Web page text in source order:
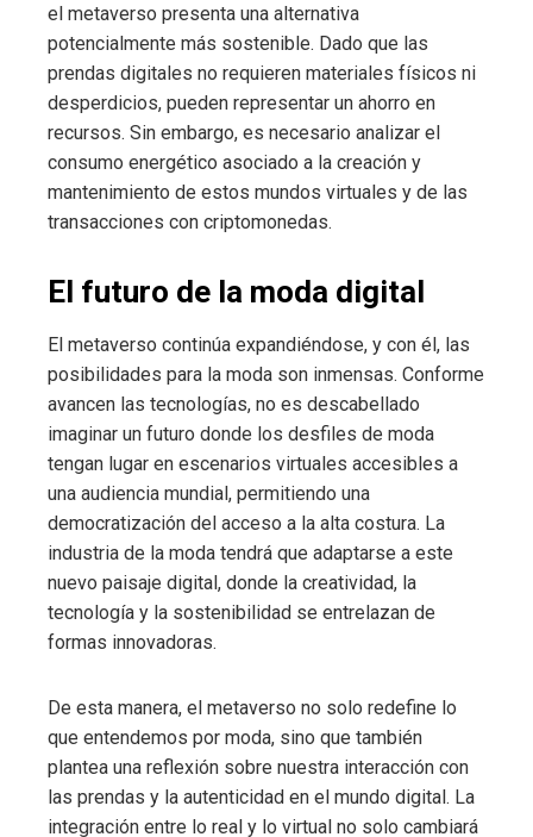
el metaverso presenta una alternativa
potencialmente más sostenible. Dado que las
prendas digitales no requieren materiales físicos ni
desperdicios, pueden representar un ahorro en
recursos. Sin embargo, es necesario analizar el
consumo energético asociado a la creación y
mantenimiento de estos mundos virtuales y de las
transacciones con criptomonedas.
El futuro de la moda digital
El metaverso continúa expandiéndose, y con él, las
posibilidades para la moda son inmensas. Conforme
avancen las tecnologías, no es descabellado
imaginar un futuro donde los desfiles de moda
tengan lugar en escenarios virtuales accesibles a
una audiencia mundial, permitiendo una
democratización del acceso a la alta costura. La
industria de la moda tendrá que adaptarse a este
nuevo paisaje digital, donde la creatividad, la
tecnología y la sostenibilidad se entrelazan de
formas innovadoras.
De esta manera, el metaverso no solo redefine lo
que entendemos por moda, sino que también
plantea una reflexión sobre nuestra interacción con
las prendas y la autenticidad en el mundo digital. La
integración entre lo real y lo virtual no solo cambiará